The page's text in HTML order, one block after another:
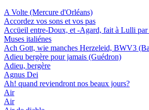
A Volte (Mercure d'Orléans)
Accordez vos sons et vos pas
Accüeil entre-Doux, et -Agard, fait à Lulli par
Muses italiénes
Ach Gott, wie manches Herzeleid, BWV3
Adieu bergère pour jamais (Guédron)
Adieu, bergère
Agnus Dei
Ah! quand reviendront nos beaux jours?
Air
Air